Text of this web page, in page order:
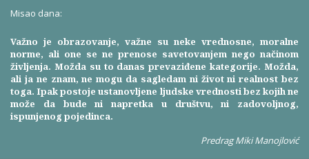
Misao dana:
Važno je obrazovanje, važne su neke vrednosne, moralne
norme, ali one se ne prenose savetovanjem nego načinom
življenja. Možda su to danas prevaziđene kategorije. Možda,
ali ja ne znam, ne mogu da sagledam ni život ni realnost bez
toga. Ipak postoje ustanovljene ljudske vrednosti bez kojih ne
može da bude ni napretka u društvu, ni zadovoljnog,
ispunjenog pojedinca.
Predrag Miki Manojlović